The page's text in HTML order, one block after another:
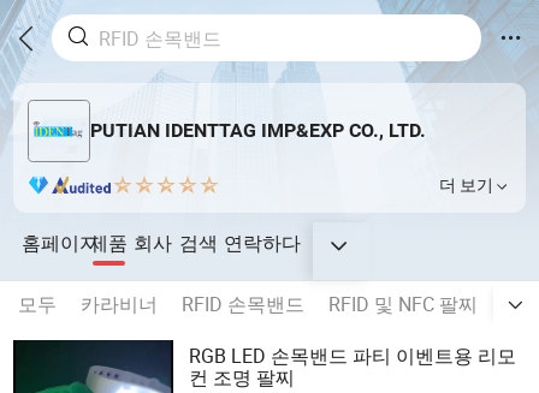
PUTIAN IDENTTAG IMP&EXP CO., LTD.
더 보기
홈페이지제품 회사 검색 연락하다
모두 카라비너 RFID 손목밴드 RFID 및 NFC 팔찌
직
RGB LED 손목밴드 파티 이벤트용 리모
컨 조명 팔찌